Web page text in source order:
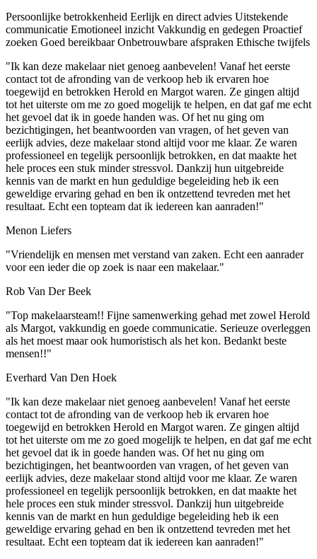
Persoonlijke betrokkenheid Eerlijk en direct advies Uitstekende
communicatie Emotioneel inzichtVakkundig en gedegen Proactief
zoeken Goed bereikbaarOnbetrouwbare afspraken Ethische twijfels
"Ik kan deze makelaar niet genoeg aanbevelen! Vanaf het eerste
contact tot de afronding van de verkoop heb ik ervaren hoe
toegewijd en betrokken Herold en Margot waren. Ze gingen altijd
tot het uiterste om me zo goed mogelijk te helpen, en dat gaf me echt
het gevoel dat ik in goede handen was. Of het nu ging om
bezichtigingen, het beantwoorden van vragen, of het geven van
eerlijk advies, deze makelaar stond altijd voor me klaar. Ze waren
professioneel en tegelijk persoonlijk betrokken, en dat maakte het
hele proces een stuk minder stressvol. Dankzij hun uitgebreide
kennis van de markt en hun geduldige begeleiding heb ik een
geweldige ervaring gehad en ben ik ontzettend tevreden met het
resultaat. Echt een topteam dat ik iedereen kan aanraden!"
Menon Liefers
"Vriendelijk en mensen met verstand van zaken. Echt een aanrader
voor een ieder die op zoek is naar een makelaar."
Rob Van Der Beek
"Top makelaarsteam!! Fijne samenwerking gehad met zowel Herold
als Margot, vakkundig en goede communicatie. Serieuze overleggen
als het moest maar ook humoristisch als het kon. Bedankt beste
mensen!!"
Everhard Van Den Hoek
"Ik kan deze makelaar niet genoeg aanbevelen! Vanaf het eerste
contact tot de afronding van de verkoop heb ik ervaren hoe
toegewijd en betrokken Herold en Margot waren. Ze gingen altijd
tot het uiterste om me zo goed mogelijk te helpen, en dat gaf me echt
het gevoel dat ik in goede handen was. Of het nu ging om
bezichtigingen, het beantwoorden van vragen, of het geven van
eerlijk advies, deze makelaar stond altijd voor me klaar. Ze waren
professioneel en tegelijk persoonlijk betrokken, en dat maakte het
hele proces een stuk minder stressvol. Dankzij hun uitgebreide
kennis van de markt en hun geduldige begeleiding heb ik een
geweldige ervaring gehad en ben ik ontzettend tevreden met het
resultaat. Echt een topteam dat ik iedereen kan aanraden!"